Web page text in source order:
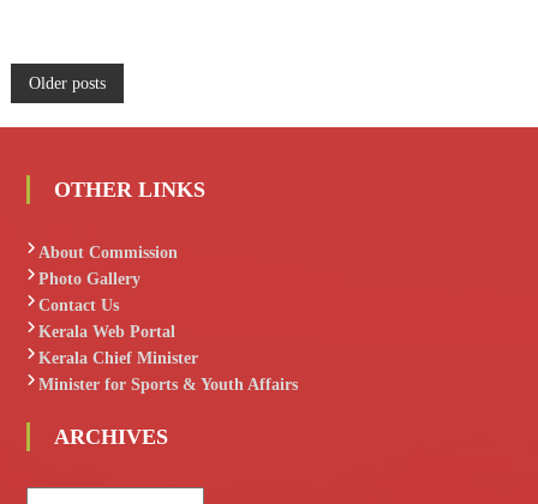
P
n
a
Older posts
OTHER LINKS
About Commission
Photo Gallery
Contact Us
Kerala Web Portal
Kerala Chief Minister
Minister for Sports & Youth Affairs
ARCHIVES